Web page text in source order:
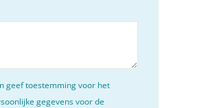
geef toestemming voor het
gegevens voor de